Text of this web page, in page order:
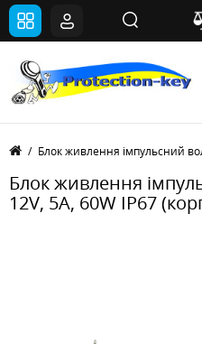
Блок живлення імпульсний
Блок живлення
12V, 5А, 60W IP67